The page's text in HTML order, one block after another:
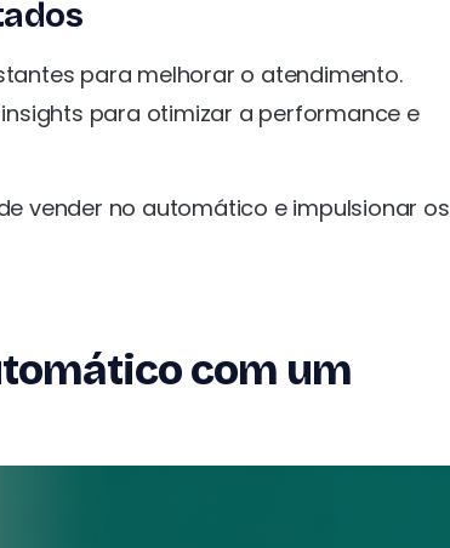
para melhorar o atendimento.
para otimizar a performance e
vender no automático e impulsionar os
com um